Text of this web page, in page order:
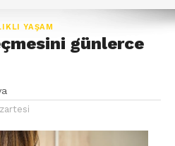
YAŞAM
günlerce